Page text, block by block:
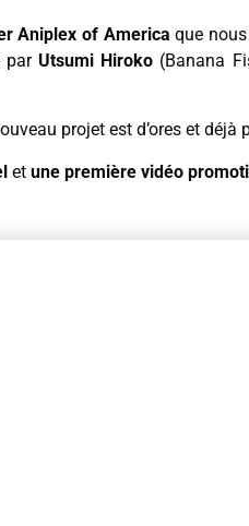
Aniplex of America que
par Utsumi Hiroko (Banana
projet est d’ores et déjà
et une première vidéo